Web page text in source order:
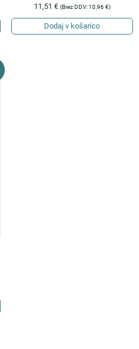
11,51 € (Brez DDV:10,96€)
Dodaj v košarico